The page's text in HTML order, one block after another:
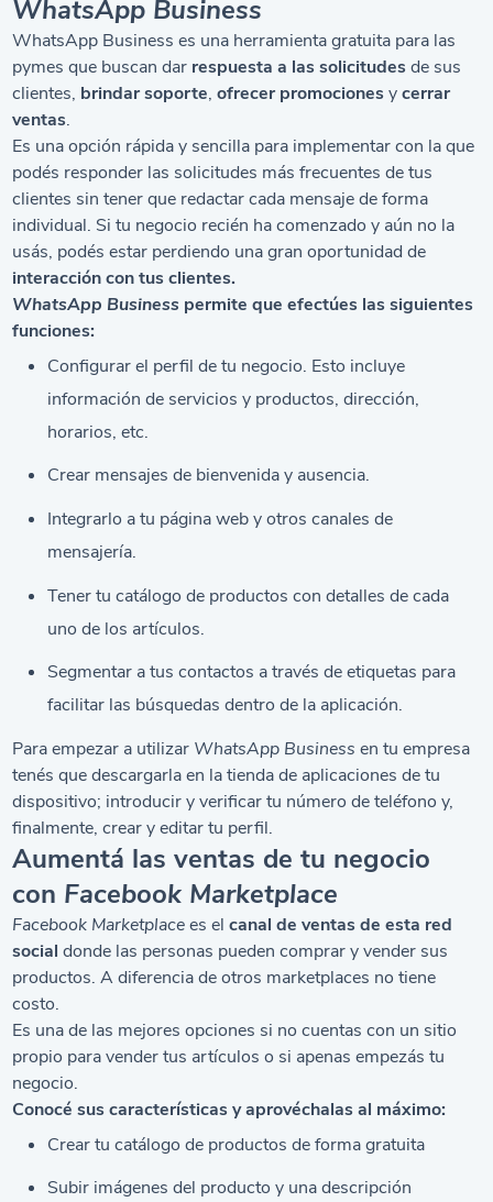
WhatsApp Business
WhatsApp Business es una herramienta gratuita para las
pymes que buscan dar respuesta a las solicitudesde sus
clientes, brindar soporte,ofrecer promocionesycerrar
ventas.
Es una opción rápida y sencilla para implementar con la que
podés responder las solicitudes más frecuentes de tus
clientes sin tener que redactar cada mensaje de forma
individual. Si tu negocio recién ha comenzado y aún no la
usás, podés estar perdiendo una gran oportunidad de
interacción con tus clientes.
WhatsApp Business permite que efectúes las siguientes
funciones:
Configurar el perfil de tu negocio. Esto incluye
información de servicios y productos, dirección,
horarios, etc.
Crear mensajes de bienvenida y ausencia.
Integrarlo a tu página web y otros canales de
mensajería.
Tener tu catálogo de productos con detalles de cada
uno de los artículos.
Segmentar a tus contactos a través de etiquetas para
facilitar las búsquedas dentro de la aplicación.
Para empezar a utilizar WhatsApp Business en tu empresa
tenés que descargarla en la tienda de aplicaciones de tu
dispositivo; introducir y verificar tu número de teléfono y,
finalmente, crear y editar tu perfil.
Aumentá las ventas de tu negocio
con Facebook Marketplace
Facebook Marketplacees elcanal de ventas de esta red
social donde las personas pueden comprar y vender sus
productos. A diferencia de otros marketplaces no tiene
costo.
Es una de las mejores opciones si no cuentas con un sitio
propio para vender tus artículos o si apenas empezás tu
negocio.
Conocé sus características y aprovéchalas al máximo:
Crear tu catálogo de productos de forma gratuita
Subir imágenes del producto y una descripción